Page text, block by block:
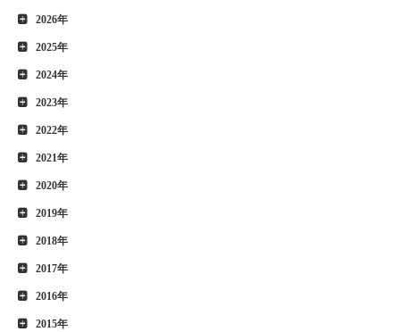
2026年
2025年
2024年
2023年
2022年
2021年
2020年
2019年
2018年
2017年
2016年
2015年